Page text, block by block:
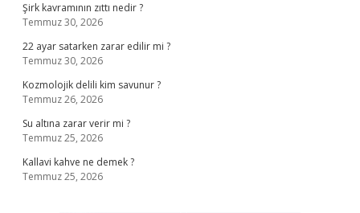
Şirk kavramının zıttı nedir ?
Temmuz 30, 2026
22 ayar satarken zarar edilir mi ?
Temmuz 30, 2026
Kozmolojik delili kim savunur ?
Temmuz 26, 2026
Su altına zarar verir mi ?
Temmuz 25, 2026
Kallavi kahve ne demek ?
Temmuz 25, 2026